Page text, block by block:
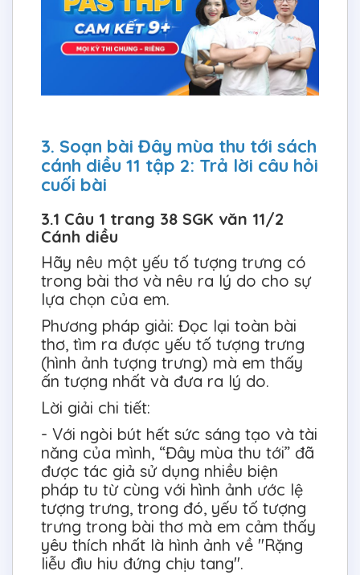
3. Soạn bài Đây mùa thu tới sách
cánh diều 11 tập 2: Trả lời câu hỏi
cuối bài
3.1 Câu 1 trang 38 SGK văn 11/2
Cánh diều
Hãy nêu một yếu tố tượng trưng có
trong bài thơ và nêu ra lý do cho sự
lựa chọn của em.
Phương pháp giải: Đọc lại toàn bài
thơ, tìm ra được yếu tố tượng trưng
(hình ảnh tượng trưng) mà em thấy
ấn tượng nhất và đưa ra lý do.
Lời giải chi tiết:
- Với ngòi bút hết sức sáng tạo và tài
năng của mình, “Đây mùa thu tới” đã
được tác giả sử dụng nhiều biện
pháp tu từ cùng với hình ảnh ước lệ
tượng trưng, trong đó, yếu tố tượng
trưng trong bài thơ mà em cảm thấy
yêu thích nhất là hình ảnh về "Rặng
liễu đìu hiu đứng chịu tang".